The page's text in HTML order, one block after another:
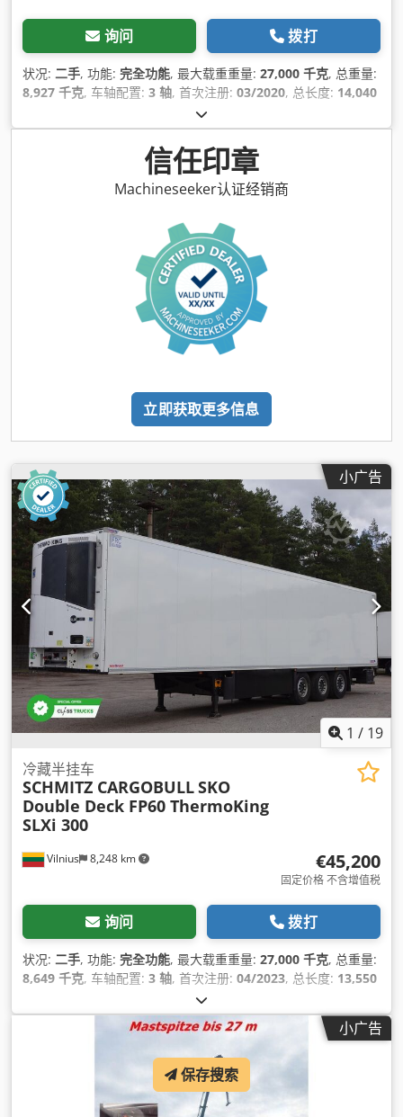
询问 拨打
状况: 二手, 功能: 完全功能, 最大载重重量: 27,000 千克, 总重量:
8,927 千克, 车轴配置: 3 轴, 首次注册: 03/2020, 总长度: 14,040
, 悬挂系统:
2020, 设备:制冷单元, 动力转向, 完整保养记录,
信任印章
Machineseeker认证经销商
立即获取更多信息
小广告
1 / 19
Vilnius 8,248 km
冷藏半挂车
SCHMITZ CARGOBULLSKO
Double Deck FP60 ThermoKing
SLXi 300
€45,200
固定价格 不含增值税
询问 拨打
状况: 二手, 功能: 完全功能, 最大载重重量: 27,000 千克, 总重量:
8,649 千克, 车轴配置: 3 轴, 首次注册: 04/2023, 总长度: 13,550
, 悬挂系统:
2023, 设备:制冷单元, 动力转向, 完整保养记录,
小广告
保存搜索